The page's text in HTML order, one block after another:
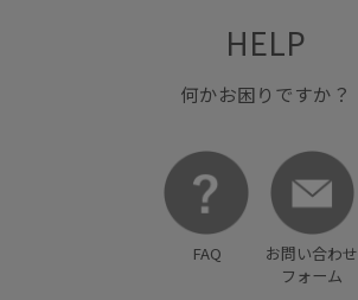
HELP
何かお困りですか？
FAQ
お問い合わせ
フォーム